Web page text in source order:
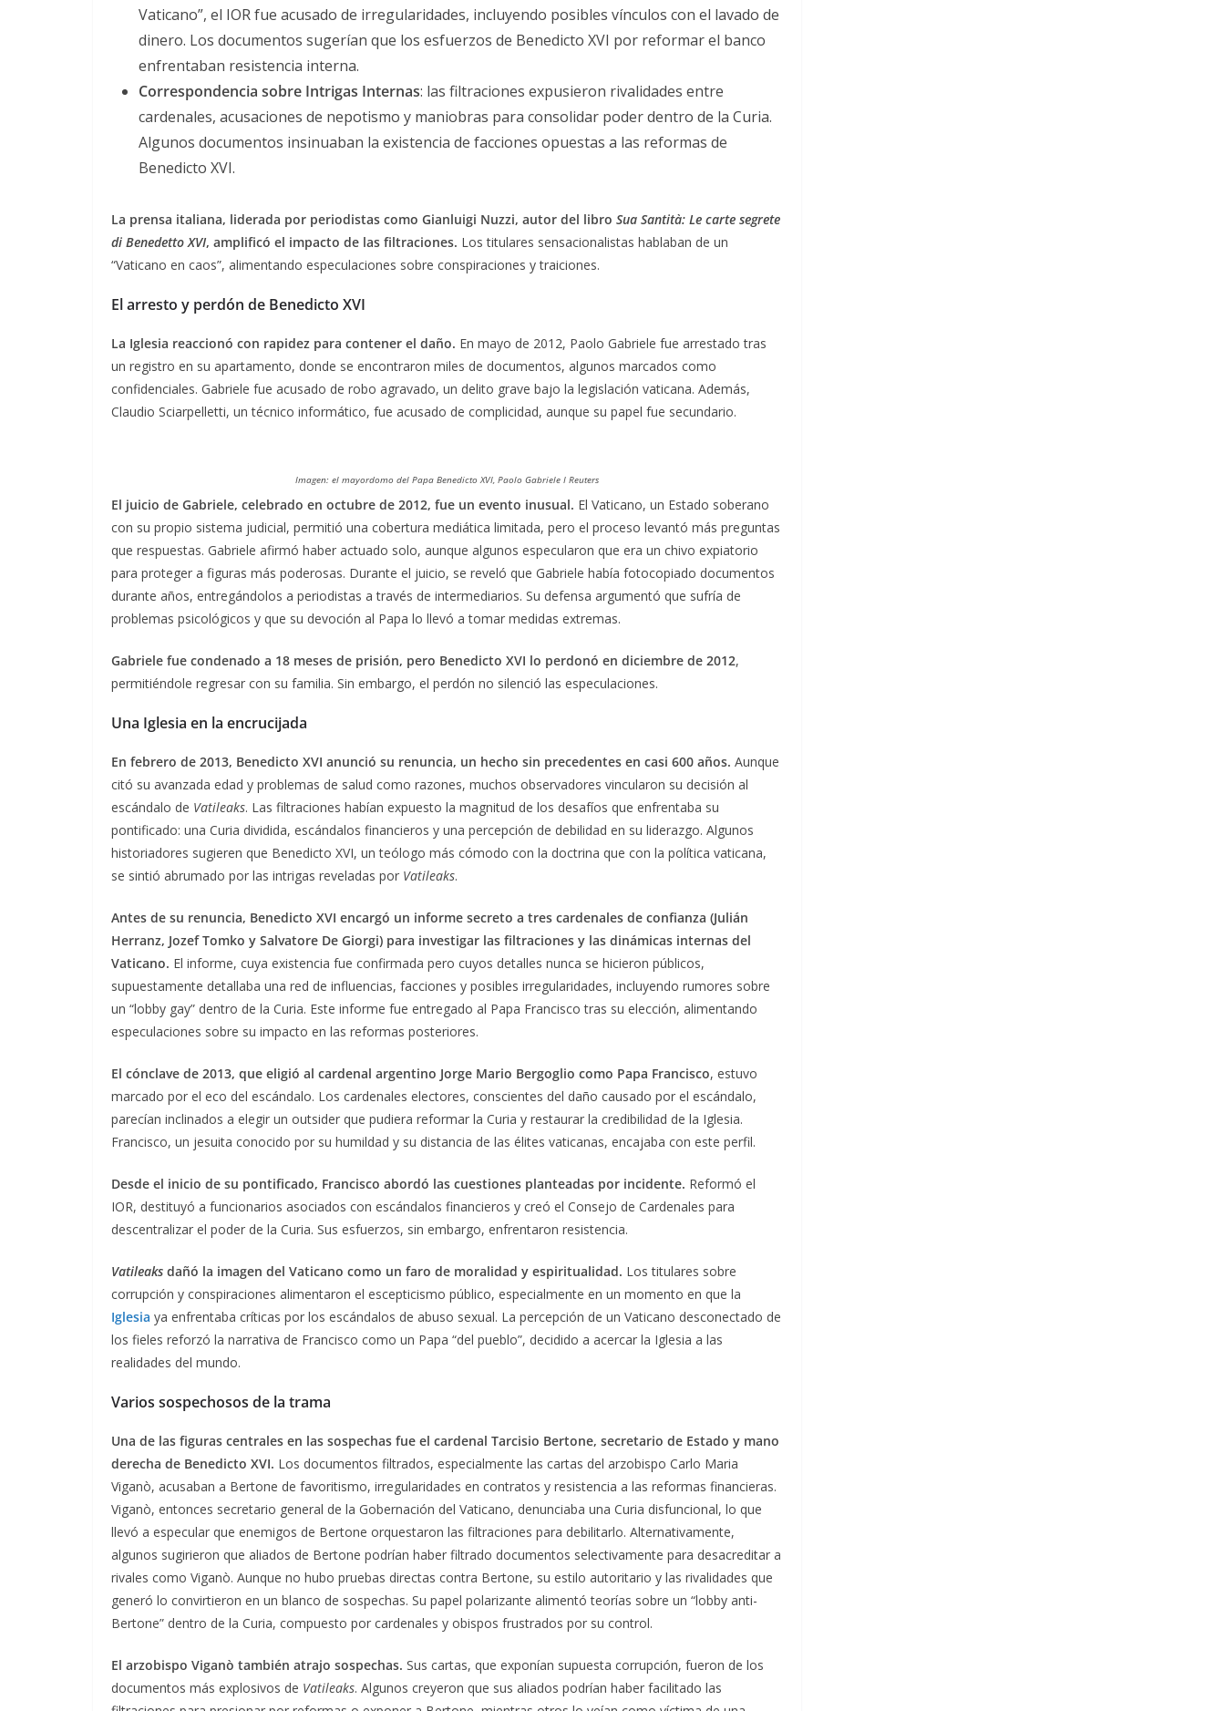
Vaticano”, el IOR fue acusado de irregularidades, incluyendo posibles vínculos con el lavado de
dinero. Los documentos sugerían que los esfuerzos de Benedicto XVI por reformar el banco
enfrentaban resistencia interna.
Correspondencia sobre Intrigas Internas: las filtraciones expusieron rivalidades entre
cardenales, acusaciones de nepotismo y maniobras para consolidar poder dentro de la Curia.
Algunos documentos insinuaban la existencia de facciones opuestas a las reformas de
Benedicto XVI.
La prensa italiana, liderada por periodistas como Gianluigi Nuzzi, autor del libro Sua Santità: Le carte segrete
di Benedetto XVI, amplificó el impacto de las filtraciones. Los titulares sensacionalistas hablaban de un
“Vaticano en caos”, alimentando especulaciones sobre conspiraciones y traiciones.
El arresto y perdón de Benedicto XVI
La Iglesia reaccionó con rapidez para contener el daño. En mayo de 2012, Paolo Gabriele fue arrestado tras
un registro en su apartamento, donde se encontraron miles de documentos, algunos marcados como
confidenciales. Gabriele fue acusado de robo agravado, un delito grave bajo la legislación vaticana. Además,
Claudio Sciarpelletti, un técnico informático, fue acusado de complicidad, aunque su papel fue secundario.
Imagen: el mayordomo del Papa Benedicto XVI, Paolo Gabriele I Reuters
El juicio de Gabriele, celebrado en octubre de 2012, fue un evento inusual. El Vaticano, un Estado soberano
con su propio sistema judicial, permitió una cobertura mediática limitada, pero el proceso levantó más preguntas
que respuestas. Gabriele afirmó haber actuado solo, aunque algunos especularon que era un chivo expiatorio
para proteger a figuras más poderosas. Durante el juicio, se reveló que Gabriele había fotocopiado documentos
durante años, entregándolos a periodistas a través de intermediarios. Su defensa argumentó que sufría de
problemas psicológicos y que su devoción al Papa lo llevó a tomar medidas extremas.
Gabriele fue condenado a 18 meses de prisión, pero Benedicto XVI lo perdonó en diciembre de 2012,
permitiéndole regresar con su familia. Sin embargo, el perdón no silenció las especulaciones.
Una Iglesia en la encrucijada
En febrero de 2013, Benedicto XVI anunció su renuncia, un hecho sin precedentes en casi 600 años. Aunque
citó su avanzada edad y problemas de salud como razones, muchos observadores vincularon su decisión al
escándalo de Vatileaks. Las filtraciones habían expuesto la magnitud de los desafíos que enfrentaba su
pontificado: una Curia dividida, escándalos financieros y una percepción de debilidad en su liderazgo. Algunos
historiadores sugieren que Benedicto XVI, un teólogo más cómodo con la doctrina que con la política vaticana,
se sintió abrumado por las intrigas reveladas por Vatileaks.
Antes de su renuncia, Benedicto XVI encargó un informe secreto a tres cardenales de confianza (Julián
Herranz, Jozef Tomko y Salvatore De Giorgi) para investigar las filtraciones y las dinámicas internas del
Vaticano. El informe, cuya existencia fue confirmada pero cuyos detalles nunca se hicieron públicos,
supuestamente detallaba una red de influencias, facciones y posibles irregularidades, incluyendo rumores sobre
un “lobby gay” dentro de la Curia. Este informe fue entregado al Papa Francisco tras su elección, alimentando
especulaciones sobre su impacto en las reformas posteriores.
El cónclave de 2013, que eligió al cardenal argentino Jorge Mario Bergoglio como Papa Francisco, estuvo
marcado por el eco del escándalo. Los cardenales electores, conscientes del daño causado por el escándalo,
parecían inclinados a elegir un outsider que pudiera reformar la Curia y restaurar la credibilidad de la Iglesia.
Francisco, un jesuita conocido por su humildad y su distancia de las élites vaticanas, encajaba con este perfil.
Desde el inicio de su pontificado, Francisco abordó las cuestiones planteadas por incidente. Reformó el
IOR, destituyó a funcionarios asociados con escándalos financieros y creó el Consejo de Cardenales para
descentralizar el poder de la Curia. Sus esfuerzos, sin embargo, enfrentaron resistencia.
Vatileaks dañó la imagen del Vaticano como un faro de moralidad y espiritualidad. Los titulares sobre
corrupción y conspiraciones alimentaron el escepticismo público, especialmente en un momento en que la
Iglesia ya enfrentaba críticas por los escándalos de abuso sexual. La percepción de un Vaticano desconectado de
los fieles reforzó la narrativa de Francisco como un Papa “del pueblo”, decidido a acercar la Iglesia a las
realidades del mundo.
Varios sospechosos de la trama
Una de las figuras centrales en las sospechas fue el cardenal Tarcisio Bertone, secretario de Estado y mano
derecha de Benedicto XVI. Los documentos filtrados, especialmente las cartas del arzobispo Carlo Maria
Viganò, acusaban a Bertone de favoritismo, irregularidades en contratos y resistencia a las reformas financieras.
Viganò, entonces secretario general de la Gobernación del Vaticano, denunciaba una Curia disfuncional, lo que
llevó a especular que enemigos de Bertone orquestaron las filtraciones para debilitarlo. Alternativamente,
algunos sugirieron que aliados de Bertone podrían haber filtrado documentos selectivamente para desacreditar a
rivales como Viganò. Aunque no hubo pruebas directas contra Bertone, su estilo autoritario y las rivalidades que
generó lo convirtieron en un blanco de sospechas. Su papel polarizante alimentó teorías sobre un “lobby anti-
Bertone” dentro de la Curia, compuesto por cardenales y obispos frustrados por su control.
El arzobispo Viganò también atrajo sospechas. Sus cartas, que exponían supuesta corrupción, fueron de los
documentos más explosivos de Vatileaks. Algunos creyeron que sus aliados podrían haber facilitado las